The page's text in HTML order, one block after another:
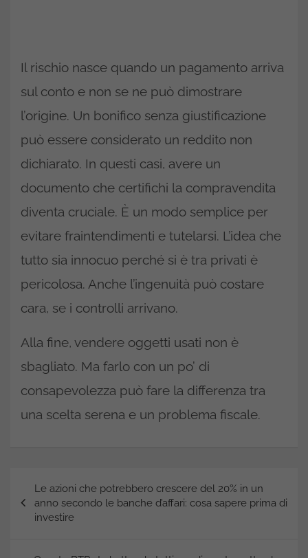
Il rischio nasce quando un pagamento arriva
sul conto e non se ne può dimostrare
l’origine. Un bonifico senza giustificazione
può essere considerato un reddito non
dichiarato. In questi casi, avere un
documento che certifichi la compravendita
diventa cruciale. È un modo semplice per
evitare fraintendimenti e tutelarsi. L’idea che
tutto sia innocuo perché si è tra privati è
pericolosa. Anche l’ingenuità può costare
cara, se i controlli arrivano.
Alla fine, vendere oggetti usati non è
sbagliato. Ma farlo con un po’ di
consapevolezza può fare la differenza tra
una scelta serena e un problema fiscale.
articoli
Le azioni che potrebbero crescere del 20% in un
anno secondo le banche d’affari: cosa sapere prima di
investire